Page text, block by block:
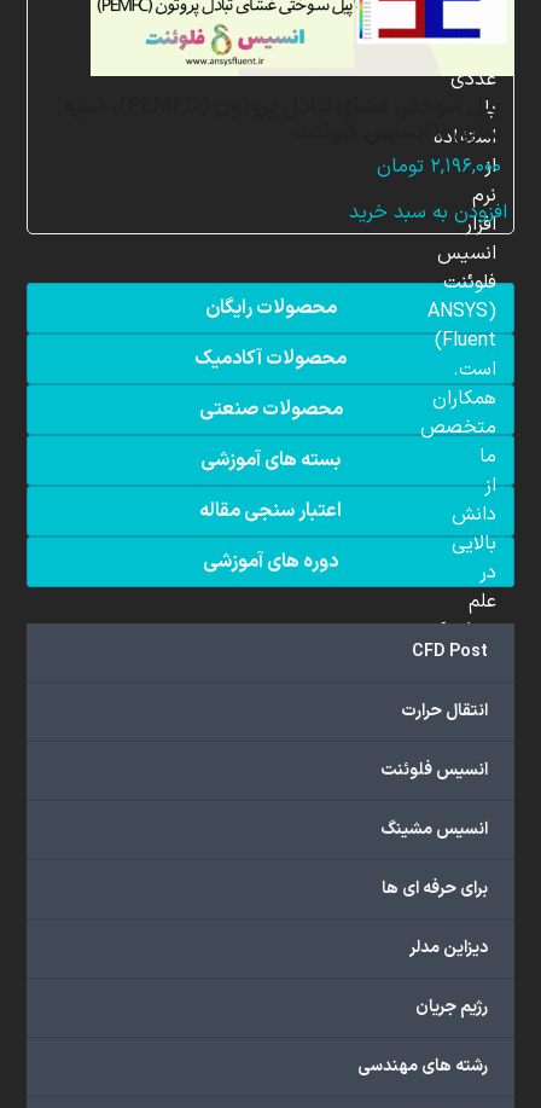
سازی با انسیس فلوئنت
۲,۱۹۶,۰۰۰ تومان
افزودن به سبد خرید
محصولات رایگان
محصولات آکادمیک
محصولات صنعتی
بسته های آموزشی
اعتبار سنجی مقاله
دوره های آموزشی
CFD Post
انتقال حرارت
انسیس فلوئنت
انسیس مشینگ
برای حرفه ای ها
دیزاین مدلر
رژیم جریان
رشته های مهندسی
شبیه
سازی
عددی
با
استفاده
از
نرم
افزار
انسیس
فلوئنت
(ANSYS
Fluent)
است.
همکاران
متخصص
ما
از
دانش
بالایی
در
علم
دینامیک
سیالات
(CFD)
هستند.
ما
گسترده‌ای
با
دانشگاهی،
صنعتی